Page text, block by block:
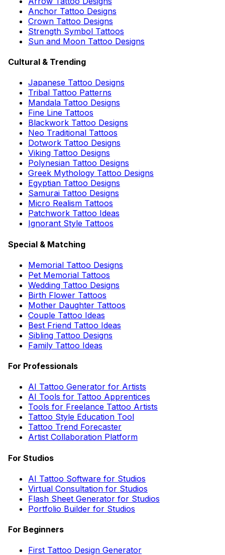
Anchor Tattoo Designs
Crown Tattoo Designs
Strength Symbol Tattoos
Sun and Moon Tattoo Designs
Cultural & Trending
Japanese Tattoo Designs
Tribal Tattoo Patterns
Mandala Tattoo Designs
Fine Line Tattoos
Blackwork Tattoo Designs
Neo Traditional Tattoos
Dotwork Tattoo Designs
Viking Tattoo Designs
Polynesian Tattoo Designs
Greek Mythology Tattoo Designs
Egyptian Tattoo Designs
Samurai Tattoo Designs
Micro Realism Tattoos
Patchwork Tattoo Ideas
Ignorant Style Tattoos
Special & Matching
Memorial Tattoo Designs
Pet Memorial Tattoos
Wedding Tattoo Designs
Birth Flower Tattoos
Mother Daughter Tattoos
Couple Tattoo Ideas
Best Friend Tattoo Ideas
Sibling Tattoo Designs
Family Tattoo Ideas
For Professionals
AI Tattoo Generator for Artists
AI Tools for Tattoo Apprentices
Tools for Freelance Tattoo Artists
Tattoo Style Education Tool
Tattoo Trend Forecaster
Artist Collaboration Platform
For Studios
AI Tattoo Software for Studios
Virtual Consultation for Studios
Flash Sheet Generator for Studios
Portfolio Builder for Studios
For Beginners
First Tattoo Design Generator